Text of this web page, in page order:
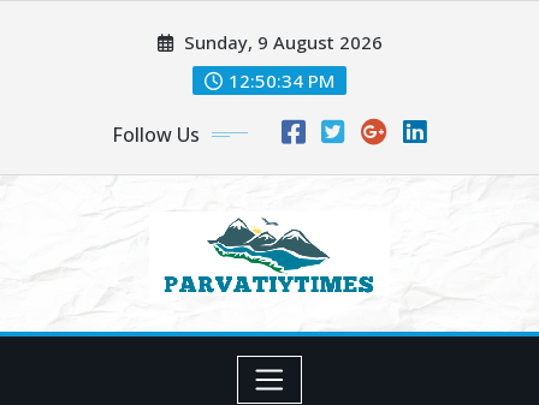
Sunday, 9 August 2026
12:50:36 PM
Follow Us